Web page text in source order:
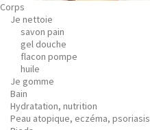
Corps
Je nettoie
savon pain
gel douche
flacon pompe
huile
Je gomme
Bain
Hydratation, nutrition
Peau atopique, eczéma, psoriasis